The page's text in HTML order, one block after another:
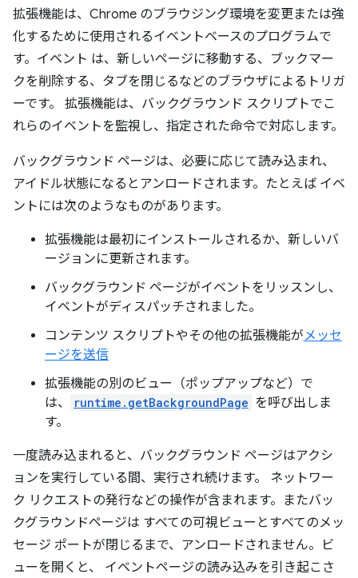
拡張機能は、Chrome のブラウジング環境を変更または強
化するために使用されるイベントベースのプログラムで
す。イベント は、新しいページに移動する、ブックマー
クを削除する、タブを閉じるなどのブラウザによるトリガ
ーです。 拡張機能は、バックグラウンド スクリプトでこ
れらのイベントを監視し、指定された命令で対応します。
バックグラウンド ページは、必要に応じて読み込まれ、
アイドル状態になるとアンロードされます。たとえば イベ
ントには次のようなものがあります。
拡張機能は最初にインストールされるか、新しいバ
ージョンに更新されます。
バックグラウンド ページがイベントをリッスンし、
イベントがディスパッチされました。
コンテンツ スクリプトやその他の拡張機能がメッセ
ージを送信
拡張機能の別のビュー（ポップアップなど）で
は、
runtime.getBackgroundPage を呼び出しま
す。
一度読み込まれると、バックグラウンド ページはアクシ
ョンを実行している間、実行され続けます。 ネットワー
ク リクエストの発行などの操作が含まれます。またバッ
クグラウンドページは すべての可視ビューとすべてのメッ
セージ ポートが閉じるまで、アンロードされません。ビ
ューを開くと、 イベントページの読み込みを引き起こさ